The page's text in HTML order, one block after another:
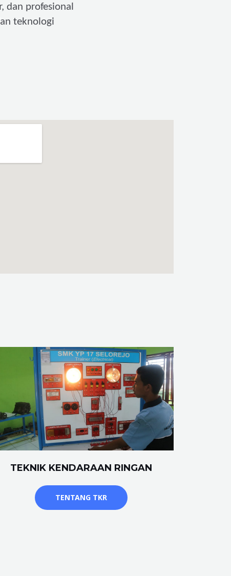
dan profesional
teknologi
TEKNIK KENDARAAN RINGAN
TENTANG TKR